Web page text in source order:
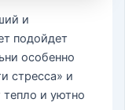
и
подойдет
особенно
стресса» и
и уютно